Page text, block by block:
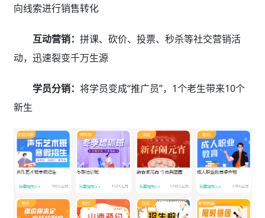
向线索进行销售转化
互动营销： 拼课、砍价、投票、秒杀等社交营销活
动，迅速裂变千万生源
学员分销： 将学员变成“推广员”，1个老生带来10个
新生